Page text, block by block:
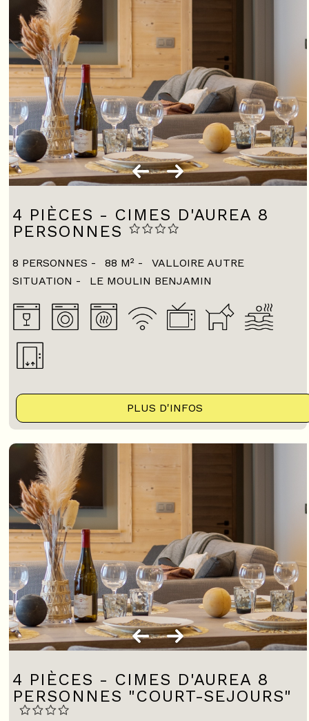
4 PIÈCES - CIMES D'AUREA 8
PERSONNES
8 PERSONNES 88 M²
VALLOIRE AUTRE
SITUATION
LE MOULIN BENJAMIN
PLUS D'INFOS
4 PIÈCES - CIMES D'AUREA 8
PERSONNES "COURT-SEJOURS"